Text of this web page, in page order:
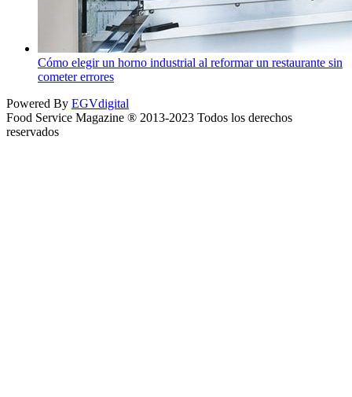
Cómo elegir un horno industrial al reformar un restaurante sin
cometer errores
Powered By EGVdigital
Food Service Magazine ® 2013-2023 Todos los derechos
reservados